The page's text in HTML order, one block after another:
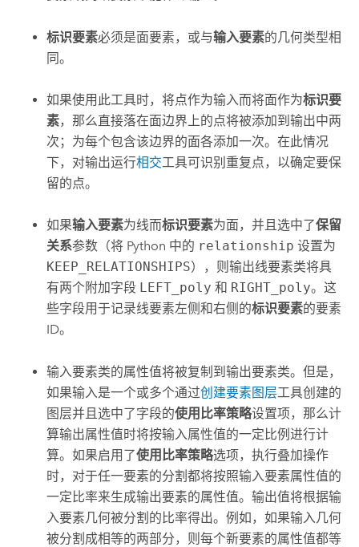
标识要素必须是面要素，或与输入要素的几何类型相
同。
如果使用此工具时，将点作为输入而将面作为标识要
素，那么直接落在面边界上的点将被添加到输出中两
次；为每个包含该边界的面各添加一次。在此情况
下，对输出运行相交工具可识别重复点，以确定要保
留的点。
如果输入要素为线而标识要素为面，并且选中了保留
关系参数（将 Python 中的 relationship 设置为
KEEP_RELATIONSHIPS），则输出线要素类将具
有两个附加字段 LEFT_poly 和 RIGHT_poly。这
些字段用于记录线要素左侧和右侧的标识要素的要素
ID。
输入要素类的属性值将被复制到输出要素类。但是，
如果输入是一个或多个通过创建要素图层工具创建的
图层并且选中了字段的使用比率策略设置项，那么计
算输出属性值时将按输入属性值的一定比例进行计
算。如果启用了使用比率策略选项，执行叠加操作
时，对于任一要素的分割都将按照输入要素属性值的
一定比率来生成输出要素的属性值。输出值将根据输
入要素几何被分割的比率得出。例如，如果输入几何
被分割成相等的两部分，则每个新要素的属性值都等